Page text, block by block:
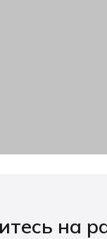
на